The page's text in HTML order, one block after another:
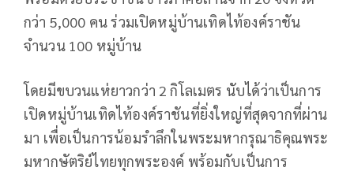
กว่า 5,000 คน ร่วมเปิดหมู่บ้านเทิดไท้องค์ราชัน
จำนวน 100 หมู่บ้าน
โดยมีขบวนแห่ยาวกว่า 2 กิโลเมตร นับได้ว่าเป็นการ
เปิดหมู่บ้านเทิดไท้องค์ราชันที่ยิ่งใหญ่ที่สุดจากที่ผ่าน
มา เพื่อเป็นการน้อมรำลึกในพระมหากรุณาธิคุณพระ
มหากษัตริย์ไทยทุกพระองค์ พร้อมกับเป็นการ